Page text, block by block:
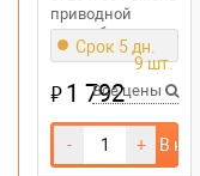
приводной
снегоуборщика
Ariens ST624
Срок 5 дн.
9 шт.
₽1 792
Все цены
- + В